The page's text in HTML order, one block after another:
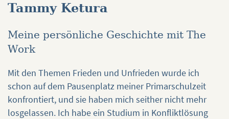
Tammy Ketura
Meine persönliche Geschichte mit The
Work
Mit den Themen Frieden und Unfrieden wurde ich
schon auf dem Pausenplatz meiner Primarschulzeit
konfrontiert, und sie haben mich seither nicht mehr
losgelassen. Ich habe ein Studium in Konfliktlösung